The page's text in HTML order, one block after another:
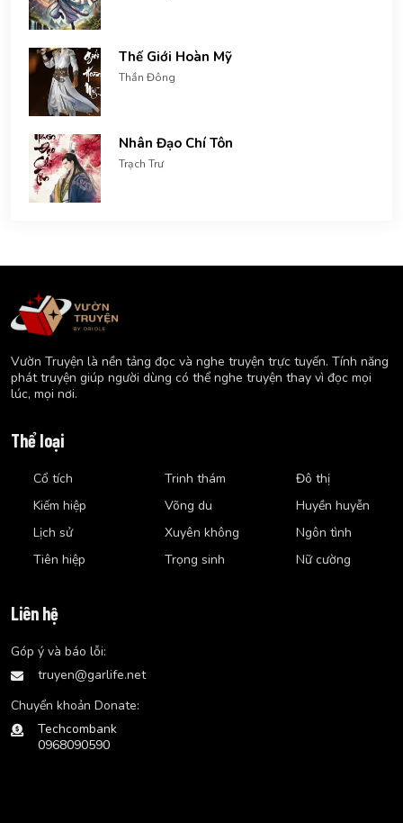
Thế Giới Hoàn Mỹ
Thần Đông
Nhân Đạo Chí Tôn
Trạch Trư
Vườn Truyện là nền tảng đọc và nghe truyện trực tuyến. Tính năng
phát truyện giúp người dùng có thể nghe truyện thay vì đọc mọi
lúc, mọi nơi.
Thể loại
Cổ tích
Kiếm hiệp
Lịch sử
Tiên hiệp
Trinh thám
Võng du
Xuyên không
Trọng sinh
Đô thị
Huyền huyễn
Ngôn tình
Nữ cường
Liên hệ
Góp ý và báo lỗi:
truyen@garlife.net
Chuyển khoản Donate:
Techcombank
0968090590